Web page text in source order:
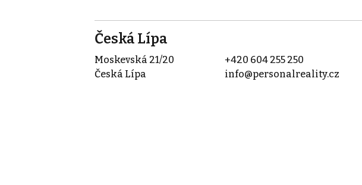
Česká Lípa
Moskevská 21/20
Česká Lípa
+420 604 255 250
info@personalreality.cz